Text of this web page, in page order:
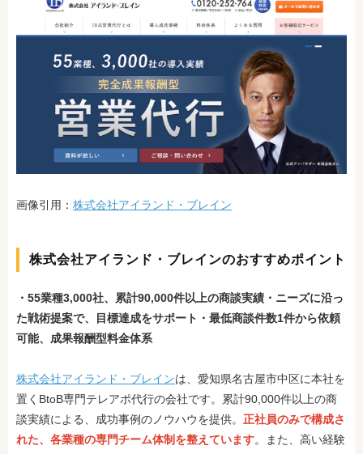
画像引用： 株式会社アイランド・ブレイン
株式会社アイランド・ブレインのおすすめポイント
・55業種3,000社、累計90,000件以上の商談実績 ・ニーズに沿っ
た戦術提案で、目標達成をサポート ・最低商談件数1件から依頼
可能、成果報酬型料金体系
株式会社アイランド・ブレインは、愛知県名古屋市中区に本社を
置くBtoB専門テレアポ代行の会社です。累計90,000件以上の商
談実績による、成功事例のノウハウを提供。 正社員のみで構成さ
れた、各業種の専門チーム体制を整えています。また、高い経験